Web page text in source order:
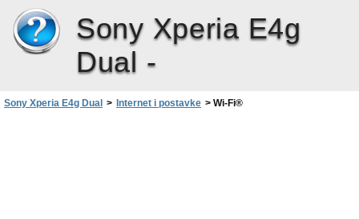
Sony Xperia E4g
Dual -
Sony Xperia E4g Dual > Internet i postavke > Wi-Fi®